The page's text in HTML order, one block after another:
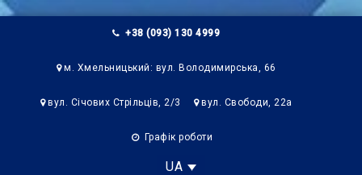
+38 (093) 130 4999
м. Хмельницький: вул. Володимирська, 66
вул. Січових Стрільців, 2/3 вул. Свободи, 22а
Графік роботи
UA